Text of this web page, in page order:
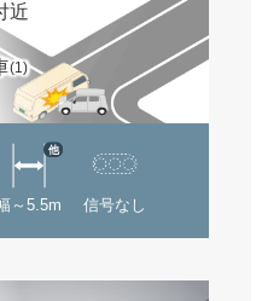
近
(1)
～5.5m
他
信号なし